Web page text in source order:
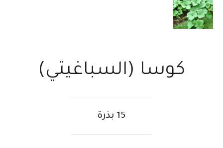
كوسا (السباغيتي)
15 بذرة